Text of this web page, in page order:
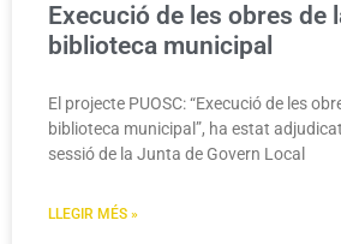
Execució de les obres de
biblioteca municipal
El projecte PUOSC: “Execució de les
biblioteca municipal”, ha estat
sessió de la Junta de Govern Local
LLEGIR MÉS »